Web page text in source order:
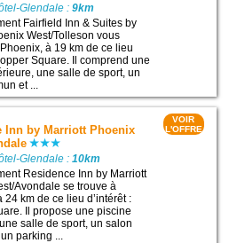
Glendale :9km
Fairfield Inn & Suites by
West/Tolleson vous
à 19 km de ce lieu
Square. Il comprend une
une salle de sport, un
et ...
Inn by Marriott Phoenix
Glendale :10km
Residence Inn by Marriott
Avondale se trouve à
24 km de ce lieu d’intérêt :
Il propose une piscine
salle de sport, un salon
parking ...
VOIR
L'OFFRE